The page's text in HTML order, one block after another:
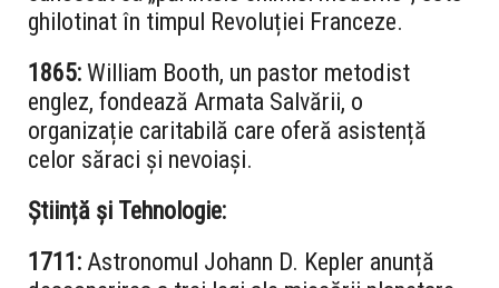
ghilotinat în timpul Revoluției Franceze.
1865: William Booth, un pastor metodist
englez, fondează Armata Salvării, o
organizație caritabilă care oferă asistență
celor săraci și nevoiași.
Știință și Tehnologie:
1711: Astronomul Johann D. Kepler anunță